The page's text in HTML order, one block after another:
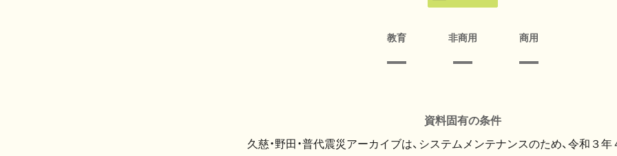
教育 非商用 商用
資料固有の条件
久慈・野田・普代震災アーカイブは、システムメンテナンスのため、令和３